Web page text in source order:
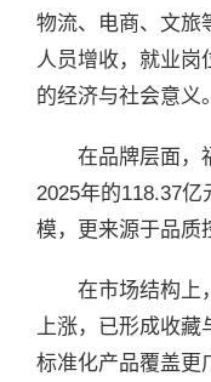
物流、电商、文旅
人员增收，就业岗
的经济与社会意义。
在品牌层面，
2025年的118.37
模，更来源于品质
在市场结构上
上涨，已形成收
标准化产品覆盖更